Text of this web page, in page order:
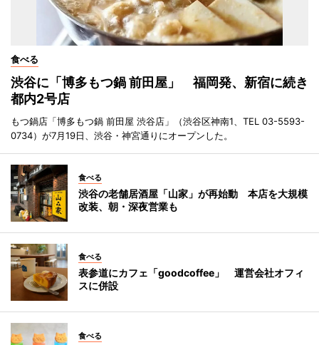
食べる
渋谷に「博多もつ鍋 前田屋」 福岡発、新宿に続き
都内2号店
もつ鍋店「博多もつ鍋 前田屋 渋谷店」（渋谷区神南1、TEL 03-5593-
0734）が7月19日、渋谷・神宮通りにオープンした。
食べる
渋谷の老舗居酒屋「山家」が再始動 本店を大規模
改装、朝・深夜営業も
食べる
表参道にカフェ「goodcoffee」 運営会社オフィ
スに併設
食べる